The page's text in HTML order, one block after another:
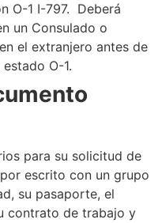
O-1 I-797. Deberá
un Consulado o
el extranjero antes de
O-1.
para su solicitud de
escrito con un grupo
su pasaporte, el
contrato de trabajo y